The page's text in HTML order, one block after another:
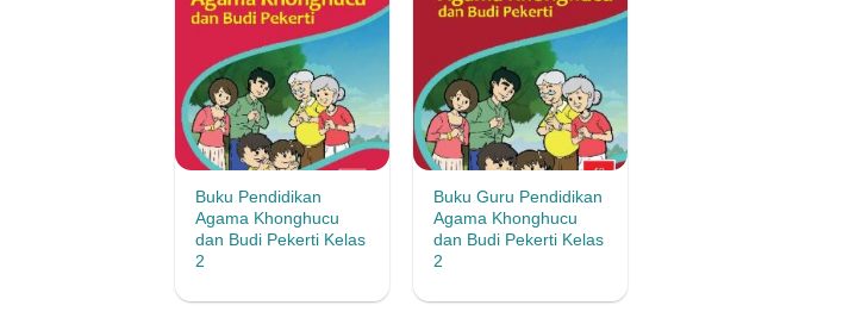
Buku Pendidikan
Agama Khonghucu
dan Budi Pekerti Kelas
2
Buku Guru Pendidikan
Agama Khonghucu
dan Budi Pekerti Kelas
2